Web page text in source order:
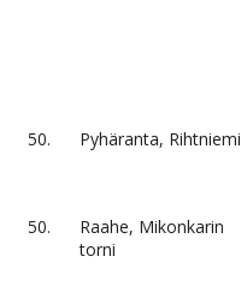
50. Pyhäranta, Rihtniemi
50.
Raahe, Mikonkarin
torni